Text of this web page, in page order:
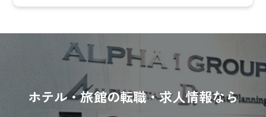
ホテル・旅館の転職・求人情報なら